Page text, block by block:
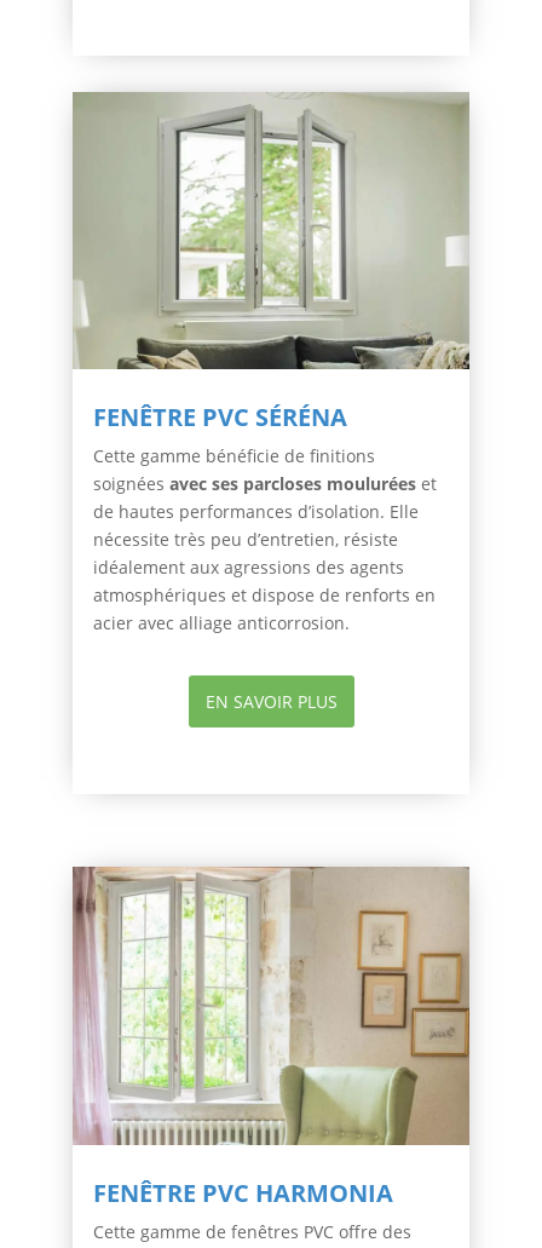
FENÊTRE PVC SÉRÉNA
Cette gamme bénéficie de finitions
soignées avec ses parcloses mouluréeset
de hautes performances d’isolation. Elle
nécessite très peu d’entretien, résiste
idéalement aux agressions des agents
atmosphériques et dispose de renforts en
acier avec alliage anticorrosion.
EN SAVOIR PLUS
FENÊTRE PVC HARMONIA
Cette gamme de fenêtres PVC offre des